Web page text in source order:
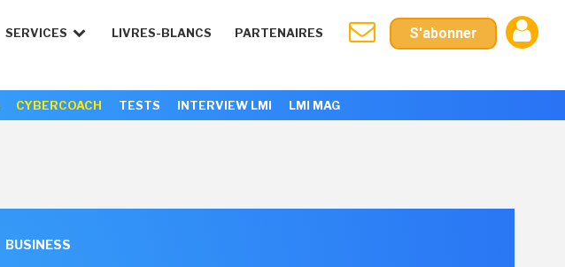
SERVICES LIVRES-BLANCS PARTENAIRES S'abonner
CYBERCOACH TESTS INTERVIEW LMI LMI MAG
BUSINESS